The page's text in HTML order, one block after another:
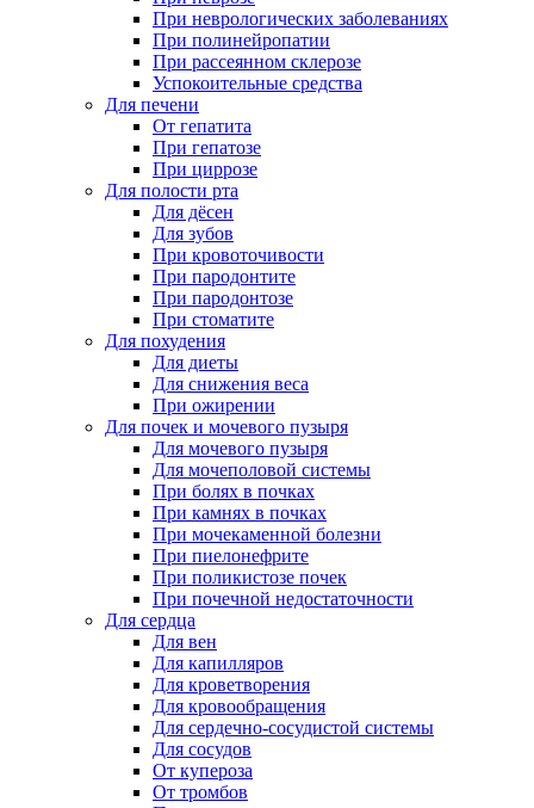
При неврологических заболеваниях
При полинейропатии
При рассеянном склерозе
Успокоительные средства
Для печени
От гепатита
При гепатозе
При циррозе
Для полости рта
Для дёсен
Для зубов
При кровоточивости
При пародонтите
При пародонтозе
При стоматите
Для похудения
Для диеты
Для снижения веса
При ожирении
Для почек и мочевого пузыря
Для мочевого пузыря
Для мочеполовой системы
При болях в почках
При камнях в почках
При мочекаменной болезни
При пиелонефрите
При поликистозе почек
При почечной недостаточности
Для сердца
Для вен
Для капилляров
Для кроветворения
Для кровообращения
Для сердечно-сосудистой системы
Для сосудов
От купероза
От тромбов